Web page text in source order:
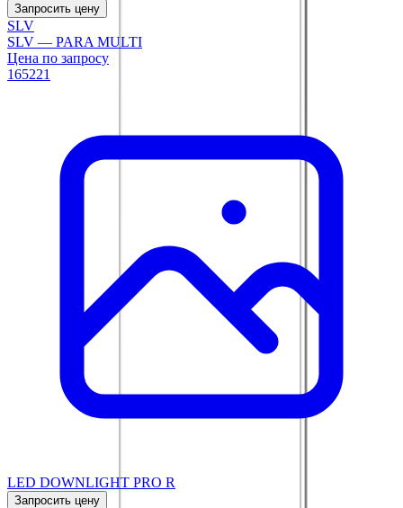
Запросить цену
SLV
SLV — PARA MULTI
Цена по запросу
165221
LED DOWNLIGHT PRO R
Запросить цену